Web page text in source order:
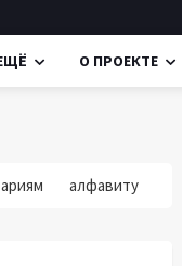
О ПРОЕКТЕ
алфавиту